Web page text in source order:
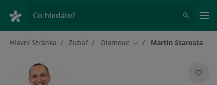
Co hledáte?
Hlavní Stránka Zubař Olomouc Změna města
Martin Starosta